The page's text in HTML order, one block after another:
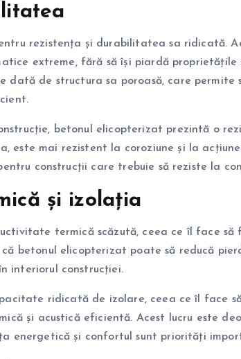
rezistența și durabilitatea sa ridicată.
extreme, fără să își piardă proprietățile
dată de structura sa poroasă, care permite
betonul elicopterizat prezintă o
este mai rezistent la coroziune și la
construcții care trebuie să reziste la
și izolația
termică scăzută, ceea ce îl face să
betonul elicopterizat poate să reducă
interiorul construcției.
ridicată de izolare, ceea ce îl face
și acustică eficientă. Acest lucru este
energetică și confortul sunt priorități